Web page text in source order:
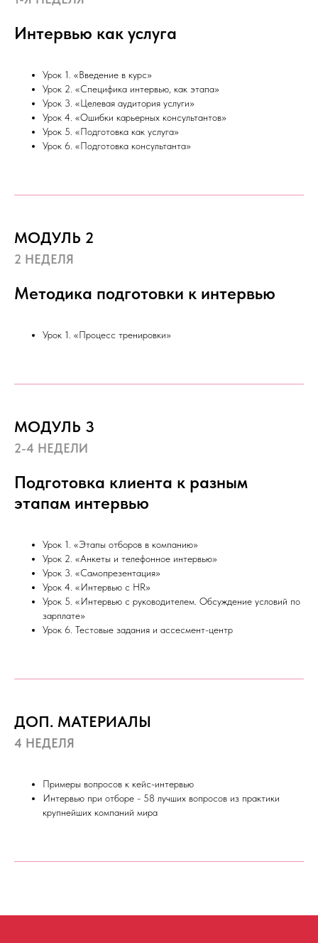
Интервью как услуга
Урок 1. «Введение в курс»
Урок 2. «Специфика интервью, как этапа»
Урок 3. «Целевая аудитория услуги»
Урок 4. «Ошибки карьерных консультантов»
Урок 5. «Подготовка как услуга»
Урок 6. «Подготовка консультанта»
МОДУЛЬ 2
2 НЕДЕЛЯ
Методика подготовки к интервью
Урок 1. «Процесс тренировки»
МОДУЛЬ 3
2-4 НЕДЕЛИ
Подготовка клиента к разным
этапам интервью
Урок 1. «Этапы отборов в компанию»
Урок 2. «Анкеты и телефонное интервью»
Урок 3. «Самопрезентация»
Урок 4. «Интервью с HR»
Урок 5. «Интервью с руководителем. Обсуждение условий по
зарплате»
Урок 6. Тестовые задания и ассесмент-центр
ДОП. МАТЕРИАЛЫ
4 НЕДЕЛЯ
Примеры вопросов к кейс-интервью
Интервью при отборе - 58 лучших вопросов из практики
крупнейших компаний мира